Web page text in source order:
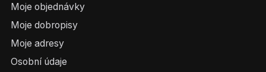
Moje objednávky
Moje dobropisy
Moje adresy
Osobní údaje